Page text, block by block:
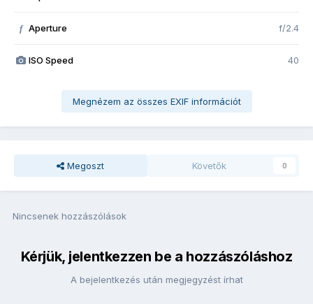
f Aperture f/2.4
ISO Speed 40
Megnézem az összes EXIF információt
Megoszt Követők 0
Nincsenek hozzászólások
Kérjük, jelentkezzen be a hozzászóláshoz
A bejelentkezés után megjegyzést írhat